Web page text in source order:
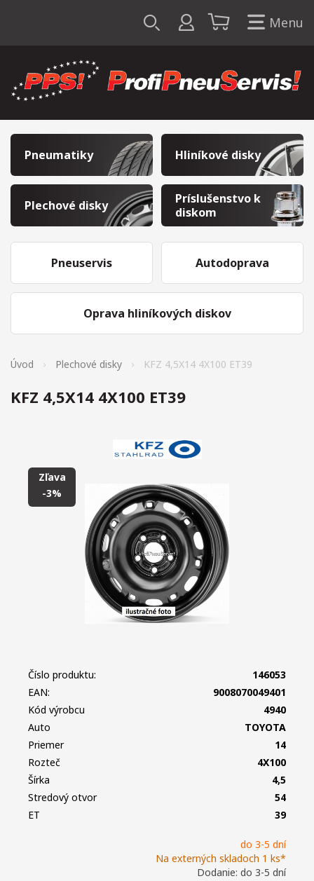
Menu
Pneumatiky Hliníkové disky
Plechové disky
Príslušenstvo k
diskom
Pneuservis
Oprava hliníkových diskov
Autodoprava
Úvod Plechové disky KFZ 4,5X14 4X100 ET39
KFZ 4,5X14 4X100 ET39
Zľava
-3%
do 3-5 dní
Na externých skladoch 1 ks*
Dodanie: do 3-5 dní
Číslo produktu:
146053
EAN:
9008070049401
Kód výrobcu
4940
Auto
TOYOTA
Priemer
14
Rozteč
4X100
Šírka
4,5
Stredový otvor
54
ET
39